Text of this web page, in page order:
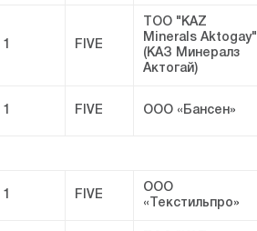
1 FIVE
ТОО "KAZ
Minerals Aktogay"
(КАЗ Минералз
Актогай)
1 FIVE ООО «Бансен»
1 FIVE
ООО
«Текстильпро»